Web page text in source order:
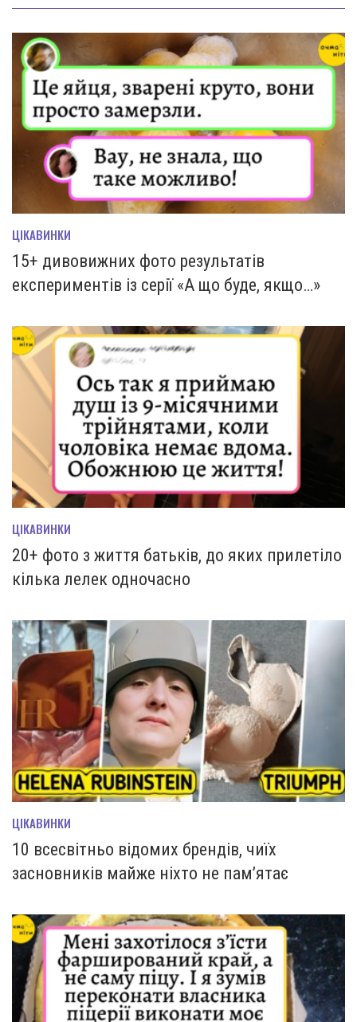
ЦІКАВИНКИ
15+ дивовижних фото результатів
експериментів із серії «А що буде, якщо…»
ЦІКАВИНКИ
20+ фото з життя батьків, до яких прилетіло
кілька лелек одночасно
ЦІКАВИНКИ
10 всесвітньо відомих брендів, чиїх
засновників майже ніхто не пам’ятає